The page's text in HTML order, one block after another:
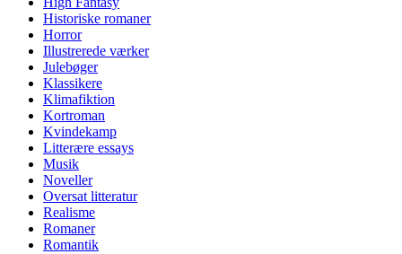
Historiske romaner
Horror
Illustrerede værker
Julebøger
Klassikere
Klimafiktion
Kortroman
Kvindekamp
Litterære essays
Musik
Noveller
Oversat litteratur
Realisme
Romaner
Romantik